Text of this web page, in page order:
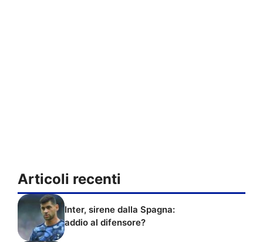
Articoli recenti
Inter, sirene dalla Spagna:
addio al difensore?